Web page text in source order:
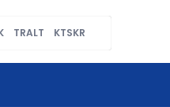
TRALT KTSKR